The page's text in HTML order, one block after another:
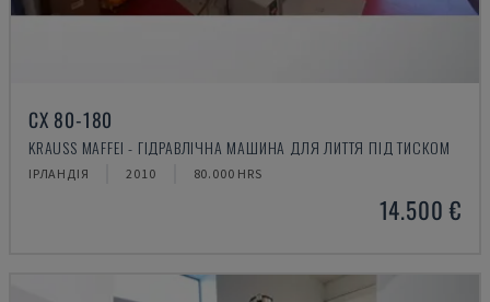
CX 80-180
KRAUSS MAFFEI - ГІДРАВЛІЧНА МАШИНА ДЛЯ ЛИТТЯ ПІД ТИСКОМ
ІРЛАНДІЯ 2010 80.000 HRS
14.500 €